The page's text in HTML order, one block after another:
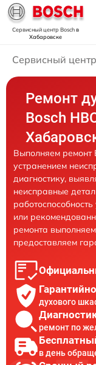
Сервисный центр Boschв
Хабаровске
Сервисный
Ремонт
Bosch
Выполняем ремонт
устранением
диагностику,
неисправные
или
ремонта
предоставляем
духового
ремонт по
в день